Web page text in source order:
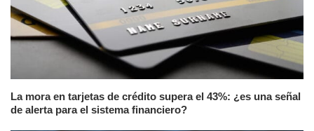
La mora en tarjetas de crédito supera el 43%: ¿es una señal
de alerta para el sistema financiero?